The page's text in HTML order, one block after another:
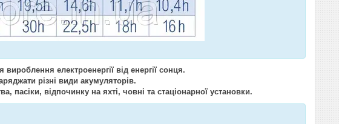
електроенергії від енергії сонця.
різні види акумуляторів.
пасіки, відпочинку на яхті, човні та стаціонарної установки.